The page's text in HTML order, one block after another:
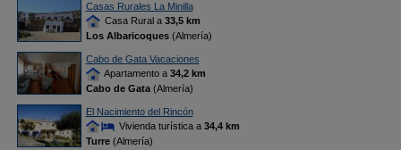
Casas Rurales La Minilla
Casa Rural a 33,5 km
Los Albaricoques(Almería)
Cabo de Gata Vacaciones
Apartamento a 34,2 km
Cabo de Gata(Almería)
El Nacimiento del Rincón
Vivienda turística a 34,4 km
Turre(Almería)